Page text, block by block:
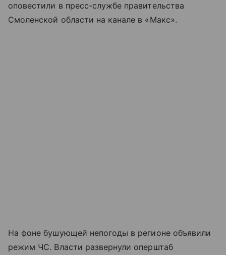
оповестили в пресс-службе правительства
Смоленской области на канале в «Макс».
На фоне бушующей непогоды в регионе объявили
режим ЧС. Власти развернули оперштаб